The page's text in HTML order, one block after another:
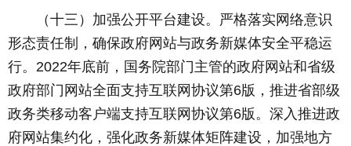
（十三）加强公开平台建设。严格落实网络意识
形态责任制，确保政府网站与政务新媒体安全平稳运
行。2022年底前，国务院部门主管的政府网站和省级
政府部门网站全面支持互联网协议第6版，推进省部级
政务类移动客户端支持互联网协议第6版。深入推进政
府网站集约化，强化政务新媒体矩阵建设，加强地方